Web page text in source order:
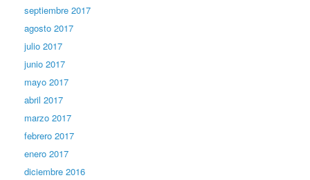
septiembre 2017
agosto 2017
julio 2017
junio 2017
mayo 2017
abril 2017
marzo 2017
febrero 2017
enero 2017
diciembre 2016